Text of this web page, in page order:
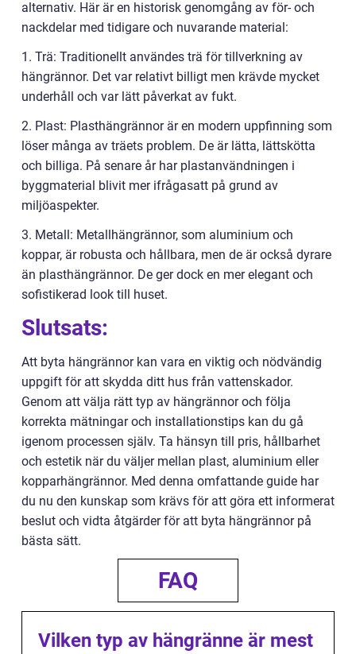
alternativ. Här är en historisk genomgång av för- och
nackdelar med tidigare och nuvarande material:
1. Trä: Traditionellt användes trä för tillverkning av
hängrännor. Det var relativt billigt men krävde mycket
underhåll och var lätt påverkat av fukt.
2. Plast: Plasthängrännor är en modern uppfinning som
löser många av träets problem. De är lätta, lättskötta
och billiga. På senare år har plastanvändningen i
byggmaterial blivit mer ifrågasatt på grund av
miljöaspekter.
3. Metall: Metallhängrännor, som aluminium och
koppar, är robusta och hållbara, men de är också dyrare
än plasthängrännor. De ger dock en mer elegant och
sofistikerad look till huset.
Slutsats:
Att byta hängrännor kan vara en viktig och nödvändig
uppgift för att skydda ditt hus från vattenskador.
Genom att välja rätt typ av hängrännor och följa
korrekta mätningar och installationstips kan du gå
igenom processen själv. Ta hänsyn till pris, hållbarhet
och estetik när du väljer mellan plast, aluminium eller
kopparhängrännor. Med denna omfattande guide har
du nu den kunskap som krävs för att göra ett informerat
beslut och vidta åtgärder för att byta hängrännor på
bästa sätt.
FAQ
Vilken typ av hängränne är mest